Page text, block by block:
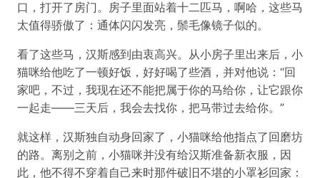
口，打开了房门。房子里面站着十二匹马，啊哈，这些马
太值得骄傲了：通体闪闪发亮，鬃毛像镜子似的。
看了这些马，汉斯感到由衷高兴。从小房子里出来后，小
猫咪给他吃了一顿好饭，好好喝了些酒，并对他说：“回
家吧，不过，我现在还不能把属于你的马给你，让它跟你
一起走——三天后，我会去找你，把马带过去给你。”
就这样，汉斯独自动身回家了，小猫咪给他指点了回磨坊
的路。离别之前，小猫咪并没有给汉斯准备新衣服，因
此，他不得不穿着自己来时那件破旧不堪的小罩衫回家：